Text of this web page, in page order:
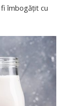
îmbogățit cu